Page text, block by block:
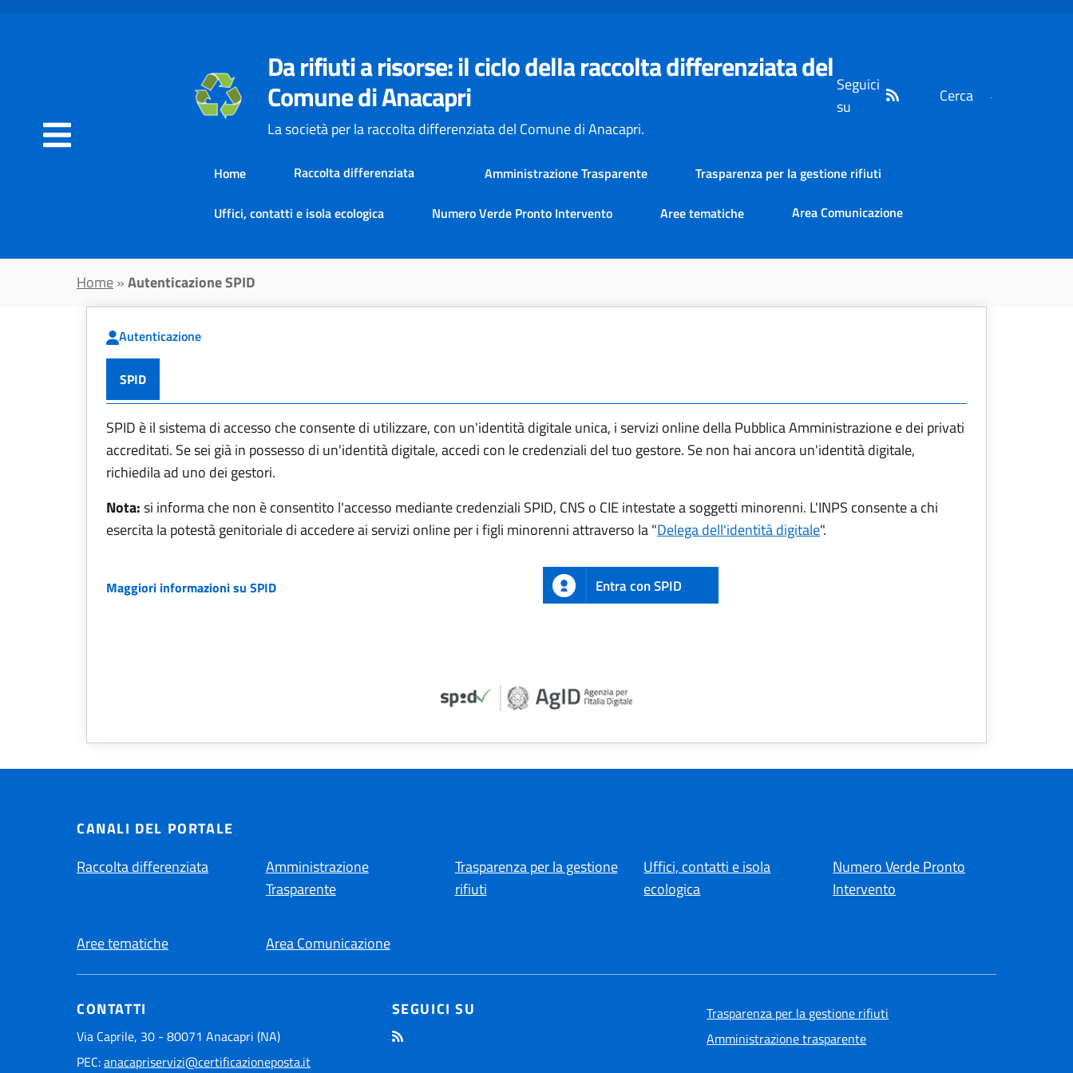
Da rifiuti a risorse: il ciclo della raccolta differenziata del
Comune di Anacapri
La società per la raccolta differenziata del Comune di Anacapri.
Seguici
su
Cerca
Home Raccolta differenziata Amministrazione Trasparente Trasparenza per la gestione rifiuti
Uffici, contatti e isola ecologica Numero Verde Pronto Intervento Aree tematiche Area Comunicazione
Home»Autenticazione SPID
Autenticazione
SPID
SPID è il sistema di accesso che consente di utilizzare, con un'identità digitale unica, i servizi online della Pubblica Amministrazione e dei privati
accreditati. Se sei già in possesso di un'identità digitale, accedi con le credenziali del tuo gestore. Se non hai ancora un'identità digitale,
richiedila ad uno dei gestori.
Nota:si informa che non è consentito l'accesso mediante credenziali SPID, CNS o CIE intestate a soggetti minorenni. L'INPS consente a chi
esercita la potestà genitoriale di accedere ai servizi online per i figli minorenni attraverso la "Delega dell'identità digitale".
Maggiori informazioni su SPID Entra con SPID
CANALI DEL PORTALE
Raccolta differenziata
Amministrazione
Trasparente
Trasparenza per la gestione
rifiuti
Uffici, contatti e isola
ecologica
Numero Verde Pronto
Intervento
Aree tematiche Area Comunicazione
CONTATTI
Via Caprile, 30 - 80071 Anacapri (NA)
PEC:anacapriservizi@certificazioneposta.it
SEGUICI SU
Trasparenza per la gestione rifiuti
Amministrazione trasparente